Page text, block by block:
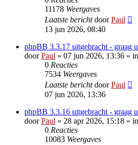
11178 Weergaves
Laatste berichtdoorPaul
13 jun 2026, 08:40
phpBB 3.3.17 uitgebracht - graag
doorPaul » 07 jun 2026, 13:36 » in
0 Reacties
7534 Weergaves
Laatste berichtdoorPaul
07 jun 2026, 13:36
phpBB 3.3.16 uitgebracht - graag
doorPaul » 28 apr 2026, 15:18 » in
0 Reacties
10083 Weergaves